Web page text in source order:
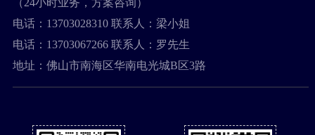
（24小时业务，方案咨询）
电话： 13703028310联系人：梁小姐
电话： 13703067266联系人：罗先生
地址： 佛山市南海区华南电光城B区3路